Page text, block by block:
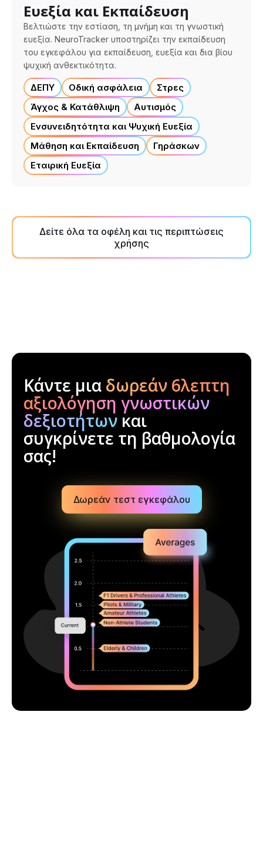
Ευεξία και Εκπαίδευση
Βελτιώστε την εστίαση, τη μνήμη και τη γνωστική
ευεξία. NeuroTracker υποστηρίζει την εκπαίδευση
του εγκεφάλου για εκπαίδευση, ευεξία και δια βίου
ψυχική ανθεκτικότητα.
ΔΕΠΥ Οδική ασφάλεια
Στρες
Άγχος & Κατάθλιψη
Αυτισμός
Ενσυνειδητότητα και Ψυχική Ευεξία
Μάθηση και Εκπαίδευση
Γηράσκων
Εταιρική Ευεξία
Δείτε όλα τα οφέλη και τις περιπτώσεις
χρήσης
Κάντε μια δωρεάν 6λεπτη
αξιολόγηση γνωστικών
δεξιοτήτων και
συγκρίνετε τη βαθμολογία
σας!
Δωρεάν τεστ εγκεφάλου